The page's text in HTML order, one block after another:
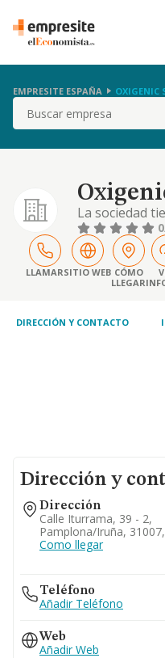
EMPRESITE ESPAÑA OXIGENIC
Buscar
La sociedad
servicios
equipos
aplicaciones
materias
tecnologias,
0
LLAMARSITIO WEB CÓMO
LLEGAR
DIRECCIÓN Y CONTACTO
Dirección y
Dirección
Calle Iturrama, 39 - 2,
Pamplona/iruña,
Como llegar
Teléfono
Añadir Teléfono
Web
Añadir Web